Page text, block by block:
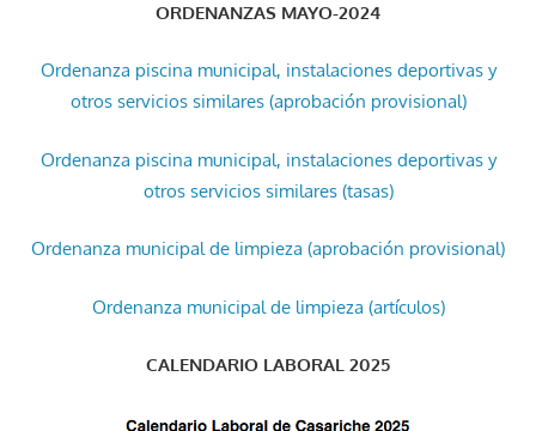
ORDENANZAS MAYO-2024
Ordenanza piscina municipal, instalaciones deportivas y
otros servicios similares (aprobación provisional)
Ordenanza piscina municipal, instalaciones deportivas y
otros servicios similares (tasas)
Ordenanza municipal de limpieza (aprobación provisional)
Ordenanza municipal de limpieza (artículos)
CALENDARIO LABORAL 2025